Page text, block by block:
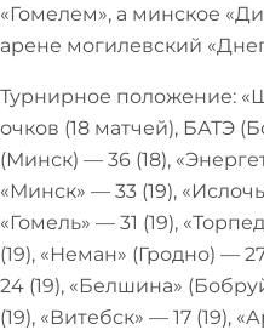
«Гомелем», а минское
арене могилевский
Турнирное положение:
очков (18 матчей), БАТЭ
(Минск) — 36 (18),
«Минск» — 33 (19),
«Гомель» — 31 (19),
(19), «Неман» (Гродно) —
24 (19), «Белшина»
(19), «Витебск» — 17 (19),